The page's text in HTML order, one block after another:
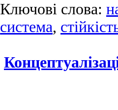
Ключові слова:
система,